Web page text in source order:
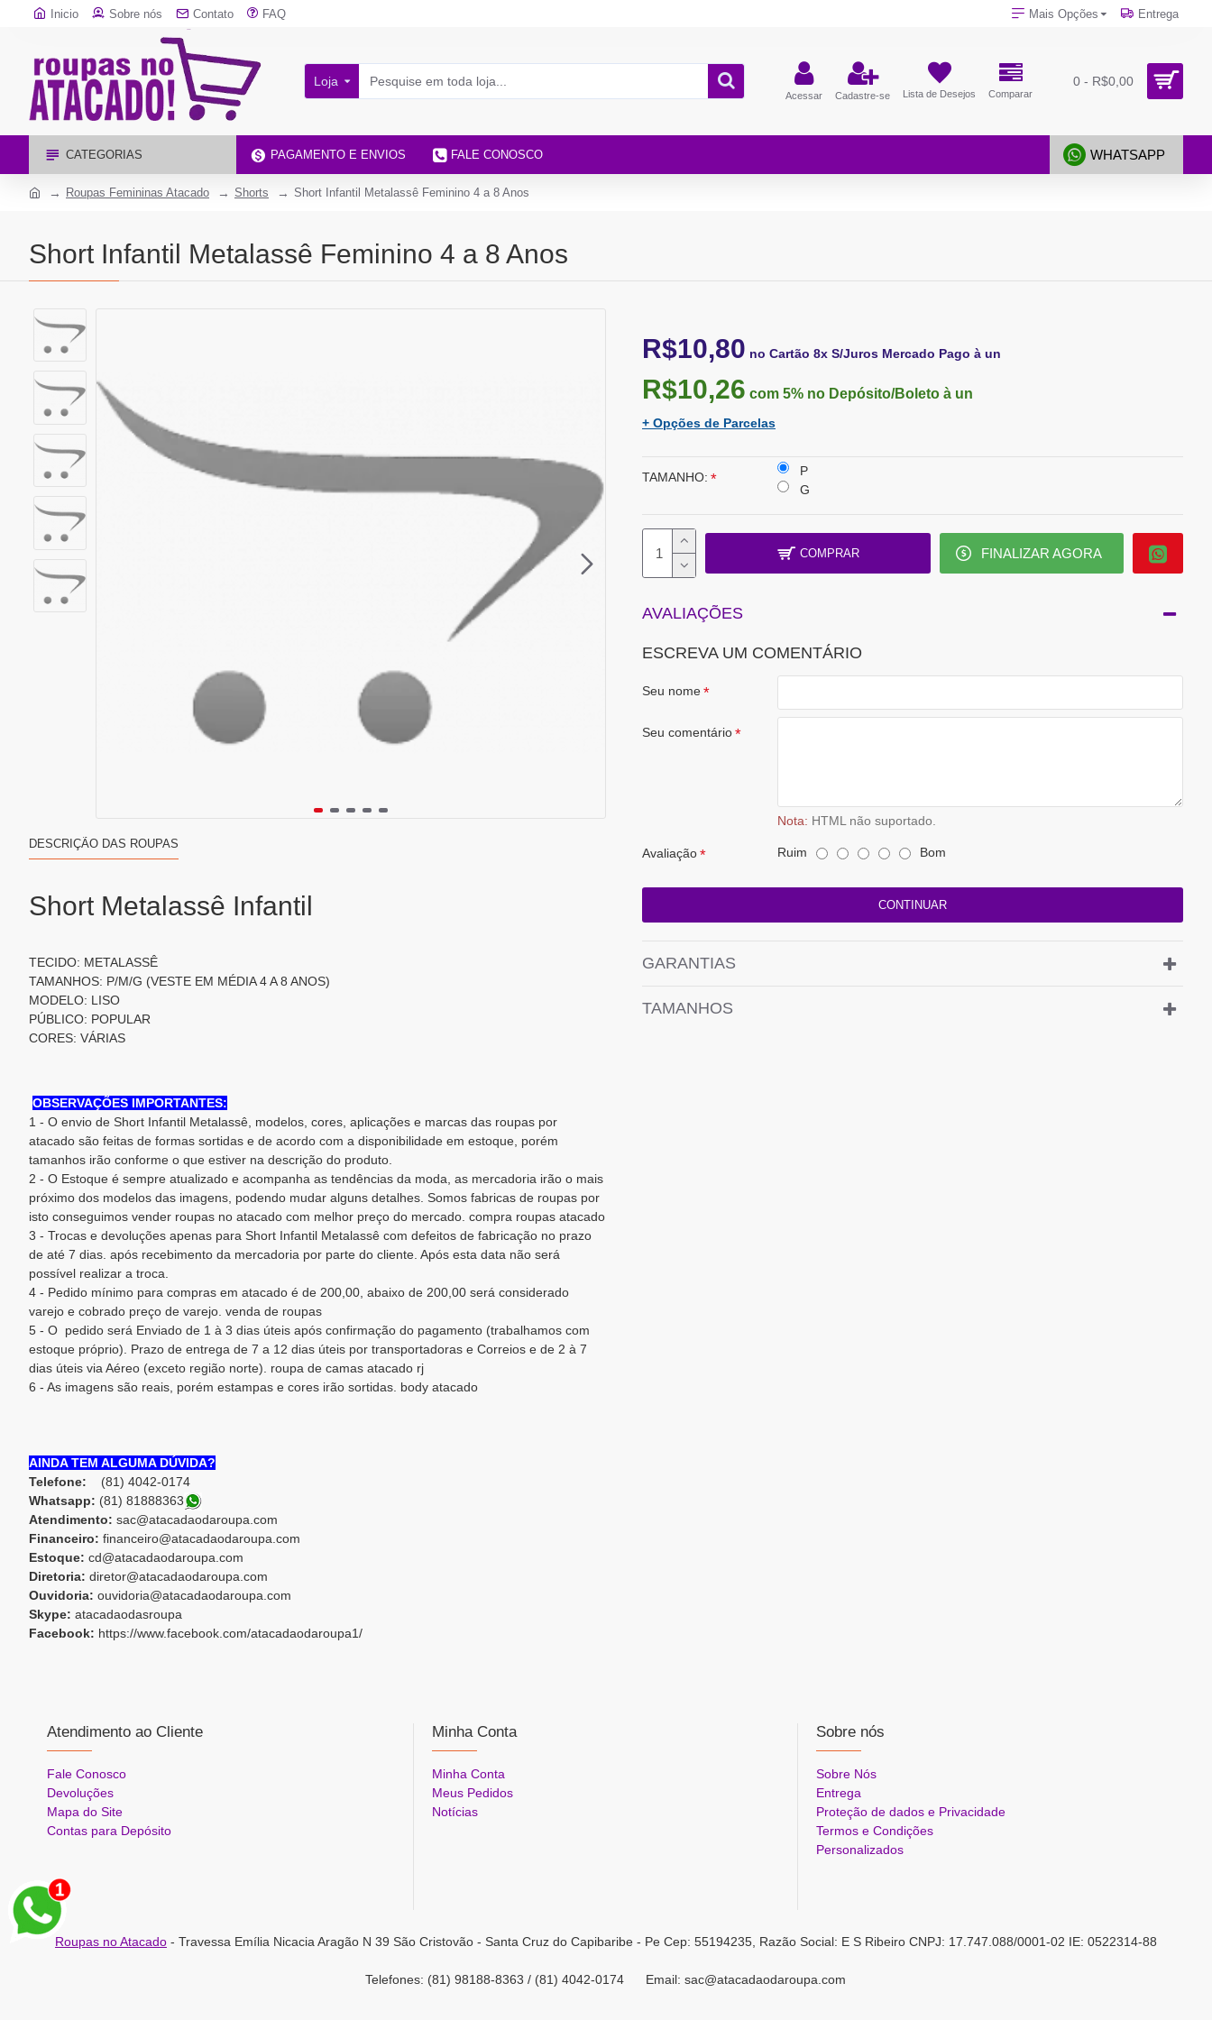
Inicio Sobre nós Contato FAQ Mais Opções Entrega
Loja
Acessar Cadastre-se Lista de Desejos Comparar
0 - R$0,00
CATEGORIAS PAGAMENTO E ENVIOS FALE CONOSCO WHATSAPP
Roupas Femininas Atacado Shorts Short Infantil Metalassê Feminino 4 a 8 Anos
Short Infantil Metalassê Feminino 4 a 8 Anos
DESCRIÇÃO DAS ROUPAS
Short Metalassê Infantil
TECIDO: METALASSÊ
TAMANHOS: P/M/G (VESTE EM MÉDIA 4 A 8 ANOS)
MODELO: LISO
PÚBLICO: POPULAR
CORES: VÁRIAS
OBSERVAÇÕES IMPORTANTES:
1 - O envio de Short Infantil Metalassê, modelos, cores, aplicações e marcas das roupas por
atacado são feitas de formas sortidas e de acordo com a disponibilidade em estoque, porém
tamanhos irão conforme o que estiver na descrição do produto.
2 - O Estoque é sempre atualizado e acompanha as tendências da moda, as mercadoria irão o mais
próximo dos modelos das imagens, podendo mudar alguns detalhes. Somos fabricas de roupas por
isto conseguimos vender roupas no atacado com melhor preço do mercado. compra roupas atacado
3 - Trocas e devoluções apenas para Short Infantil Metalassê com defeitos de fabricação no prazo
de até 7 dias. após recebimento da mercadoria por parte do cliente. Após esta data não será
possível realizar a troca.
4 - Pedido mínimo para compras em atacado é de 200,00, abaixo de 200,00 será considerado
varejo e cobrado preço de varejo. venda de roupas
5 - O pedido será Enviado de 1 à 3 dias úteis após confirmação do pagamento (trabalhamos com
estoque próprio). Prazo de entrega de 7 a 12 dias úteis por transportadoras e Correios e de 2 à 7
dias úteis via Aéreo (exceto região norte). roupa de camas atacado rj
6 - As imagens são reais, porém estampas e cores irão sortidas. body atacado
AINDA TEM ALGUMA DÚVIDA?
Telefone: (81) 4042-0174
Whatsapp: (81) 81888363
Atendimento: sac@atacadaodaroupa.com
Financeiro: financeiro@atacadaodaroupa.com
Estoque: cd@atacadaodaroupa.com
Diretoria: diretor@atacadaodaroupa.com
Ouvidoria: ouvidoria@atacadaodaroupa.com
Skype: atacadaodasroupa
Facebook: https://www.facebook.com/atacadaodaroupa1/
R$10,80 no Cartão 8x S/Juros Mercado Pago à un
R$10,26 com 5% no Depósito/Boleto à un
+ Opções de Parcelas
TAMANHO:
P
G
COMPRAR FINALIZAR AGORA
AVALIAÇÕES
ESCREVA UM COMENTÁRIO
Seu nome
Seu comentário
Nota: HTML não suportado.
Avaliação Ruim Bom
CONTINUAR
GARANTIAS
TAMANHOS
Atendimento ao Cliente
Fale Conosco
Devoluções
Mapa do Site
Contas para Depósito
Minha Conta
Minha Conta
Meus Pedidos
Notícias
Sobre nós
Sobre Nós
Entrega
Proteção de dados e Privacidade
Termos e Condições
Personalizados
Roupas no Atacado- Travessa Emília Nicacia Aragão N 39 São Cristovão - Santa Cruz do Capibaribe - Pe Cep: 55194235, Razão Social: E S Ribeiro CNPJ: 17.747.088/0001-02 IE: 0522314-88
Telefones: (81) 98188-8363 / (81) 4042-0174 Email: sac@atacadaodaroupa.com